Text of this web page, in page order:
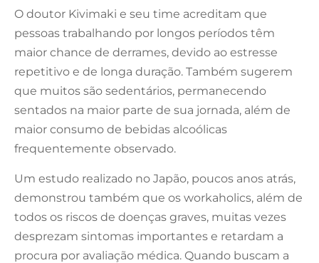
O doutor Kivimaki e seu time acreditam que
pessoas trabalhando por longos períodos têm
maior chance de derrames, devido ao estresse
repetitivo e de longa duração. Também sugerem
que muitos são sedentários, permanecendo
sentados na maior parte de sua jornada, além de
maior consumo de bebidas alcoólicas
frequentemente observado.
Um estudo realizado no Japão, poucos anos atrás,
demonstrou também que os workaholics, além de
todos os riscos de doenças graves, muitas vezes
desprezam sintomas importantes e retardam a
procura por avaliação médica. Quando buscam a